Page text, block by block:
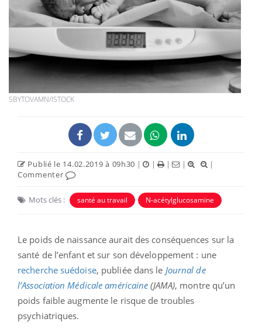
SBYTOVAMN/ISTOCK
Publié le 14.02.2019 à 09h30 | | | |
|
Commenter
Mots clés : santé au travail N-acétylglucosamine
Le poids de naissance aurait des conséquences sur la
santé de l’enfant et sur son développement : une
recherche suédoise, publiée dans le Journal de
l’Association Médicale américaine (JAMA), montre qu’un
poids faible augmente le risque de troubles
psychiatriques.